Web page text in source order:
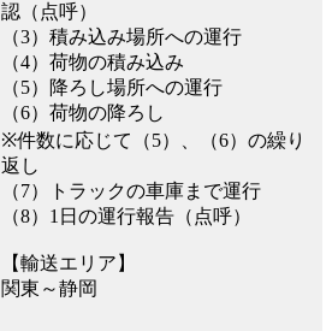
認（点呼）
（3）積み込み場所への運行
（4）荷物の積み込み
（5）降ろし場所への運行
（6）荷物の降ろし
※件数に応じて（5）、（6）の繰り
返し
（7）トラックの車庫まで運行
（8）1日の運行報告（点呼）
【輸送エリア】
関東～静岡